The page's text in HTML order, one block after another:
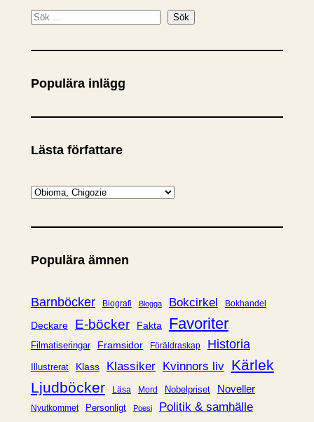
S
k
Sök
Populära inlägg
Lästa författare
K
t
g
r
i
Populära ämnen
Barnböcker Biografi Blogga Bokcirkel Bokhandel
Deckare E-böcker Fakta Favoriter
Filmatiseringar Framsidor Föräldraskap Historia
Illustrerat Klass Klassiker Kvinnors liv Kärlek
Ljudböcker
Läsa Mord Nobelpriset Noveller
Nyutkommet Personligt Poesi Politik & samhälle